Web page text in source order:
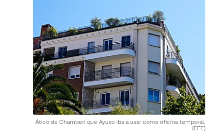
Ático de Chamberí que Ayuso iba a usar como oficina temporal.
(EFE)